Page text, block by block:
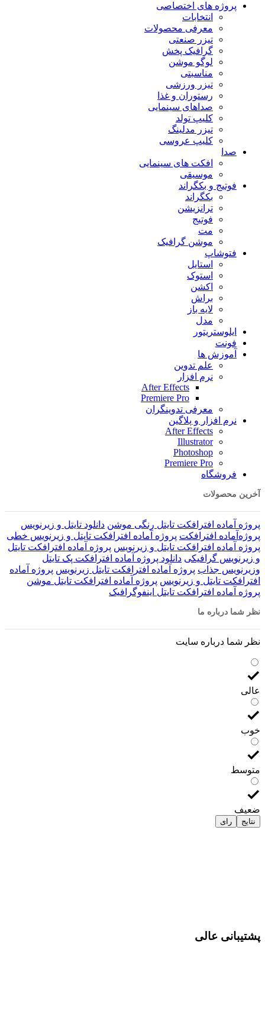
پروژه های اختصاصی
انتخابات
معرفی محصولات
تیزر صنعتی
گرافیک پخش
لوگو موشن
مناسبتی
تیزر ورزشی
رستوران و غذا
صداهای سینمایی
کلیپ تولد
تیزر مدلینگ
کلیپ عروسی
صدا
افکت های سینمایی
موسیقی
فوتیج و بکگراند
بکگراند
ترانزیشن
فوتیج
مت
موشن گرافیک
فتوشاپ
استایل
استوک
اکشن
براش
لایه باز
مدل
ایلوستریتور
فونت
آموزش ها
علم تدوین
نرم افزار
After Effects
Premiere Pro
معرفی تدوینگران
نرم افزار و پلاگین
After Effects
Illustrator
Photoshop
Premiere Pro
فروشگاه
آخرین محصولات
پروژه آماده افترافکت تایتل رنگی موشن دانلود تایتل و زیرنویس‌
پروژه‌آماده افترافکت پروژه آماده افترافکت تایتل و زیرنویس خطی
پروژه آماده افترافکت تایتل و زیرنویس پروژه آماده افترافکت تایتل
و زیرنویس گرافیکی دانلود پروژه آماده افترافکت پک تایتل
وزیرنویس جذاب پروژه آماده افترافکت تایتل زیرنویس پروژه آماده
افترافکت تایتل و زیرنویس پروژه آماده افترافکت تایتل موشن
پروژه آماده افترافکت تایتل اینفوگرافیک
نظر شما درباره ما
نظر شما درباره سایت
عالی
خوب
متوسط
ضعیف
نتایج رای
پشتیبانی عالی